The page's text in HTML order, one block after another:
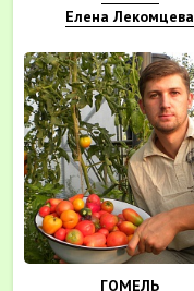
Елена Лекомцева
ГОМЕЛЬ